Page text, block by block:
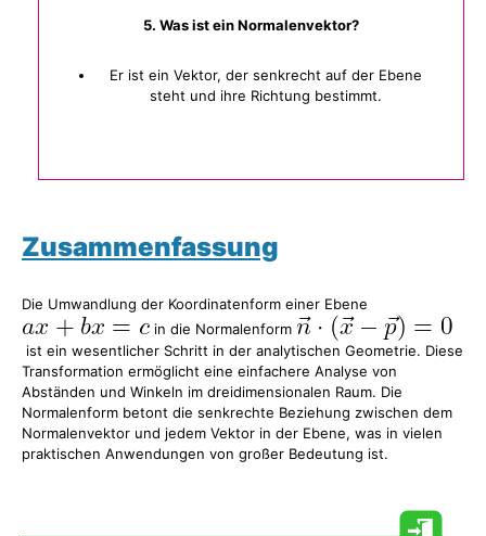
5. Was ist ein Normalenvektor?
Er ist ein Vektor, der senkrecht auf der Ebene
steht und ihre Richtung bestimmt.
Zusammenfassung
Die Umwandlung der Koordinatenform einer Ebene
in die Normalenform
ist ein wesentlicher Schritt in der analytischen Geometrie. Diese
Transformation ermöglicht eine einfachere Analyse von
Abständen und Winkeln im dreidimensionalen Raum. Die
Normalenform betont die senkrechte Beziehung zwischen dem
Normalenvektor und jedem Vektor in der Ebene, was in vielen
praktischen Anwendungen von großer Bedeutung ist.